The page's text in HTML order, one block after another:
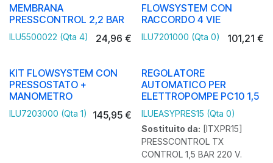
MEMBRANA
PRESSCONTROL 2,2 BAR
ILU5500022 (Qta 4) 24,96 €
FLOWSYSTEM CON
RACCORDO 4 VIE
ILU7201000 (Qta 0) 101,21 €
KIT FLOWSYSTEM CON
PRESSOSTATO +
MANOMETRO
ILU7203000 (Qta 1) 145,95€
REGOLATORE
AUTOMATICO PER
ELETTROPOMPE PC10 1,5
ILUEASYPRES15 (Qta 0)
Sostituito da: [ITXPR15]
PRESSCONTROL TX
CONTROL 1,5 BAR 220 V.